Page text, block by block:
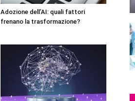
Adozione dell’AI: quali fattori
frenano la trasformazione?